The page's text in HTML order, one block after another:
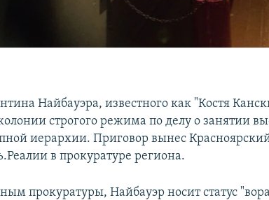
Найбауэра, известного как "Костя
строгого режима по делу о занятии
иерархии. Приговор вынес
в прокуратуре региона.
прокуратуры, Найбауэр носит статус